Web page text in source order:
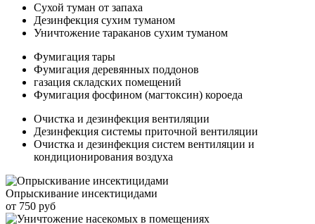
Сухой туман от запаха
Дезинфекция сухим туманом
Уничтожение тараканов сухим туманом
Фумигация тары
Фумигация деревянных поддонов
газация складских помещений
Фумигация фосфином (магтоксин) короеда
Очистка и дезинфекция вентиляции
Дезинфекция системы приточной вентиляции
Очистка и дезинфекция систем вентиляции и
кондиционирования воздуха
Опрыскивание инсектицидами
от 750 руб